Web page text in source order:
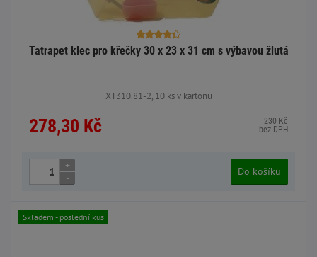
Tatrapet klec pro křečky 30 x 23 x 31 cm s výbavou žlutá
XT310.81-2, 10 ks v kartonu
278,30 Kč
230 Kč
bez DPH
+
-
Do košíku
Skladem - poslední kus